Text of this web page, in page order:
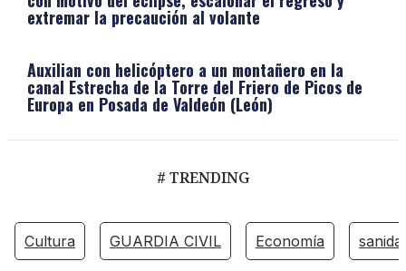
extremar la precaución al volante
Auxilian con helicóptero a un montañero en la
canal Estrecha de la Torre del Friero de Picos de
Europa en Posada de Valdeón (León)
# TRENDING
Cultura GUARDIA CIVIL Economía